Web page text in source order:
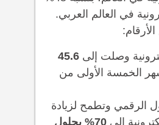
في العالم العربي.
وصلت إلى 45.6
الخمسة الأولى من
الرقمي وتطمح لزيادة
إلى
70% بحلول